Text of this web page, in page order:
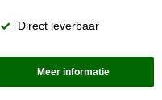
Direct leverbaar
Meer informatie